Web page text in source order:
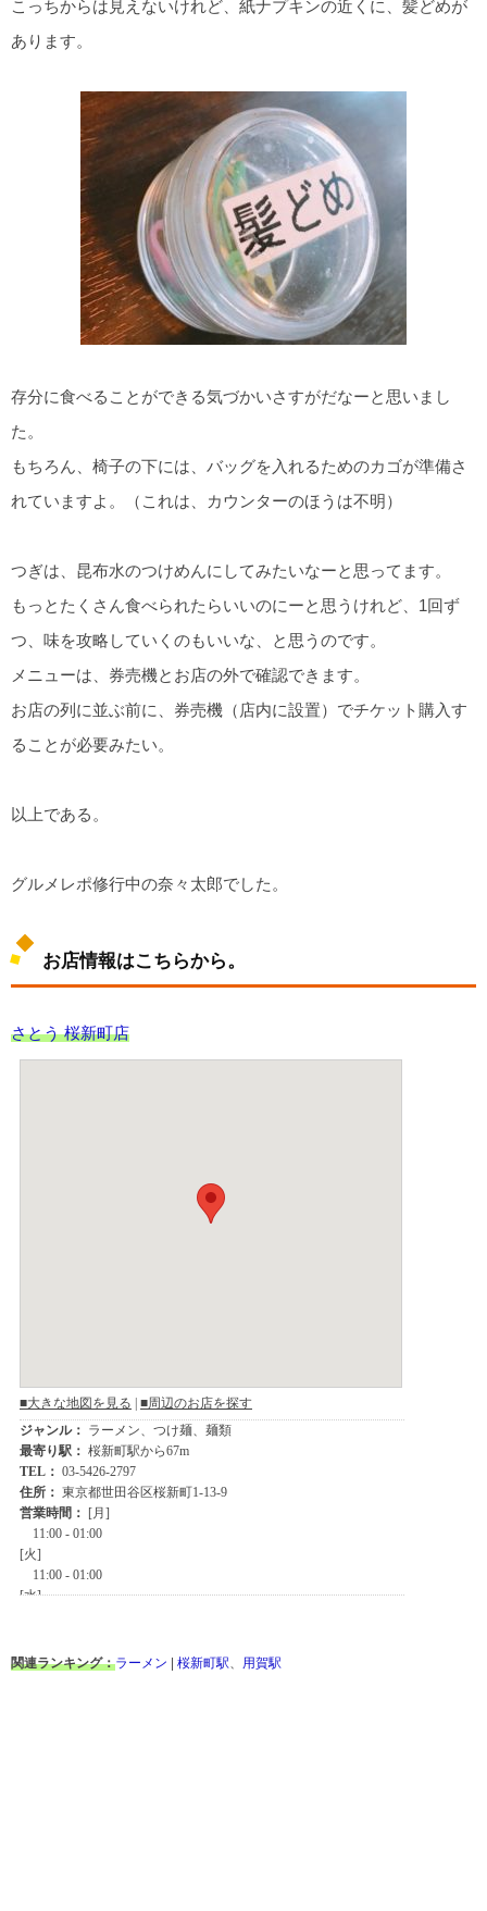
こっちからは見えないけれど、紙ナプキンの近くに、髪どめが
あります。
存分に食べることができる気づかいさすがだなーと思いまし
た。
もちろん、椅子の下には、バッグを入れるためのカゴが準備さ
れていますよ。（これは、カウンターのほうは不明）
つぎは、昆布水のつけめんにしてみたいなーと思ってます。
もっとたくさん食べられたらいいのにーと思うけれど、1回ず
つ、味を攻略していくのもいいな、と思うのです。
メニューは、券売機とお店の外で確認できます。
お店の列に並ぶ前に、券売機（店内に設置）でチケット購入す
ることが必要みたい。
以上である。
グルメレポ修行中の奈々太郎でした。
お店情報はこちらから。
さとう 桜新町店
関連ランキング：ラーメン 桜新町駅、 用賀駅